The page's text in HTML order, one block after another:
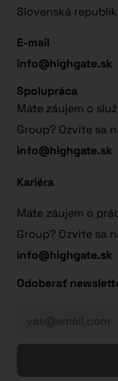
Slovenská
E-mail
info@highgate.sk
Spolupráca
Máte záujem o
Group? Ozvite sa
info@highgate.sk
Kariéra
Máte záujem o
Group? Ozvite sa
info@highgate.sk
Odoberať